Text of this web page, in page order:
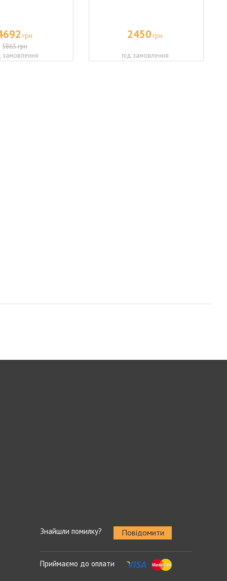
грн
5865 грн
замовлення
2450грн
під замовлення
Знайшли помилку? Повідомити
Приймаємо до оплати